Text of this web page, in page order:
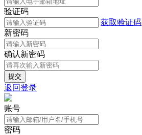
验证码
获取验证码
新密码
确认新密码
返回登录
账号
密码